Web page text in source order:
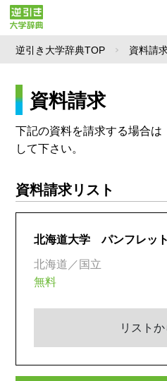
逆引き大学辞典TOP 資料請
資料請求
下記の資料を請求する場合は
して下さい。
資料請求リスト
北海道大学 パンフレット
北海道／国立
無料
リスト